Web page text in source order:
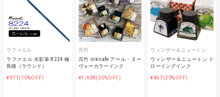
ラファエル
ラファエル 水彩筆 8224 極
長穂（ラウンド）
¥971 (10%OFF)
呉竹
呉竹 ink-cafe アール・ヌー
ヴォーカラーインク
¥1,408(20%OFF)
ウィンザー＆ニュートン
ウィンザー＆ニュートン ド
ローイングインク
¥467(20%OFF)